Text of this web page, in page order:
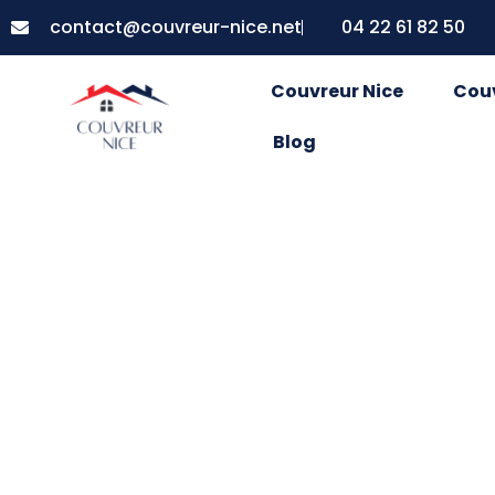
contact@couvreur-nice.net 04 22 61 82 50
Couvreur Nice
Blog